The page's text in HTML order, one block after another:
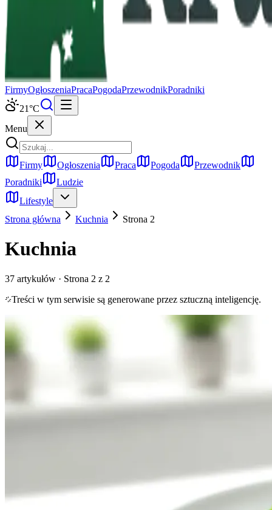
FirmyOgłoszeniaPracaPogodaPrzewodnikPoradniki
21°C
Menu
Firmy Ogłoszenia Praca Pogoda
Przewodnik
Poradniki
Ludzie
Lifestyle
Strona główna
Kuchnia Strona 2
Kuchnia
37 artykułów · Strona 2 z 2
Treści w tym serwisie są generowane przez sztuczną inteligencję.